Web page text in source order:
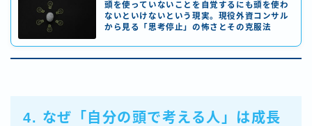
頭を使っていないことを自覚するにも頭を使わ
ないといけないという現実。現役外資コンサル
から見る「思考停止」の怖さとその克服法
4. なぜ「自分の頭で考える人」は成長